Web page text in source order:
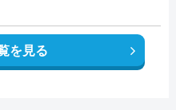
を見る